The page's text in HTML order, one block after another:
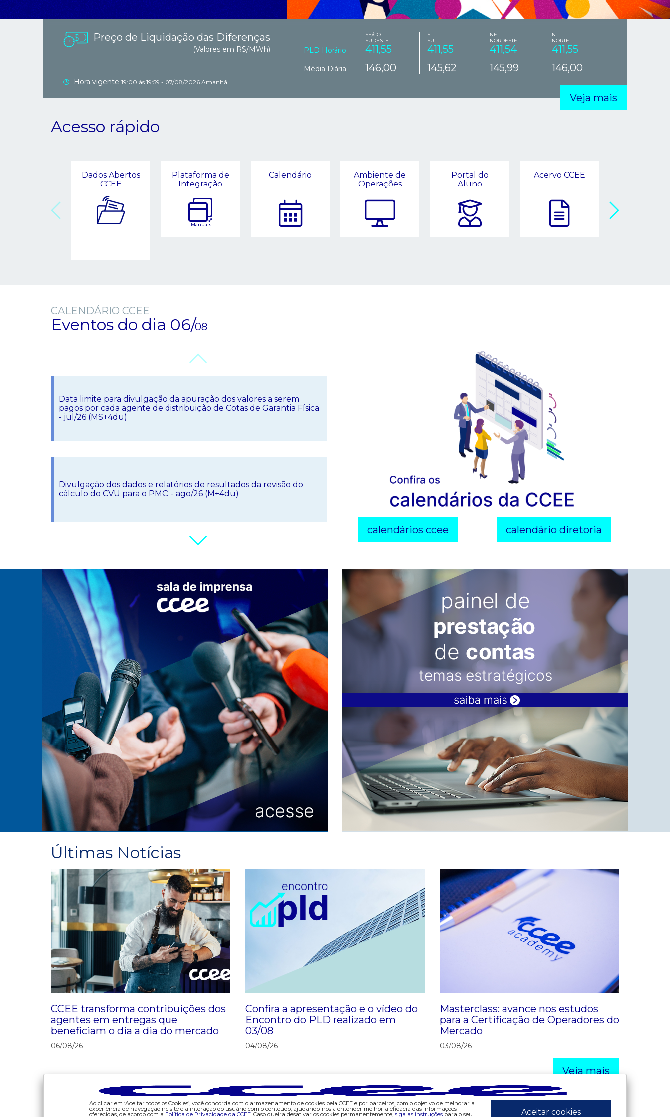
Preço de Liquidação das Diferenças
(Valores em R$/MWh)
Hora vigente 19:00 às 19:59 - 07/08/2026 Amanhã
SE/CO -
SUDESTE
S -
SUL
NE -
NORDESTE
N -
NORTE
PLD Horário 411,55 411,55 411,54 411,55
Média Diária 146,00 145,62 145,99 146,00
Veja mais
Acesso rápido
Dados Abertos
CCEE
Plataforma de
Integração
Manuais
Calendário
Ambiente de
Operações
Portal do
Aluno
Acervo CCEE
CALENDÁRIO CCEE
Eventos do dia 06/08
Data limite para divulgação da apuração dos valores a serem
pagos por cada agente de distribuição de Cotas de Garantia Física
- jul/26 (MS+4du)
Divulgação dos dados e relatórios de resultados da revisão do
cálculo do CVU para o PMO - ago/26 (M+4du)
do CVU para o PMR pelo auditor independente - ago/26 (M+4du)
Data limite para divulgação dos montantes passíveis de Cessão de
Energia de Reserva para usinas do tipo hidráulica (se for o caso) -
jun/26 (X+6du)
Divulgação de dados prévios de medição - jul/26 (MS+4du)
Pagamento de Penalidades - jul/26 (LCmcp)
Crédito da Liquidação Financeira do MCP - jun/26 (MS+27du)
Início do período para envio semanal de informações para fins do
Monitoramento Prudencial, conforme REN nº 1.072/23
(declarações pelos agentes geradores e comercializadores, do
mês de referência M+0 a M+6) - jul/26
Data limite para divulgação das variações dos montantes das
calendários ccee calendário diretoria
Últimas Notícias
CCEE transforma contribuições dos
agentes em entregas que
beneficiam o dia a dia do mercado
06/08/26
Confira a apresentação e o vídeo do
Encontro do PLD realizado em
03/08
04/08/26
Masterclass: avance nos estudos
para a Certificação de Operadores do
Mercado
03/08/26
Veja mais
Ao clicar em ‘Aceitar todos os Cookies’, você concorda com o armazenamento de cookies pela CCEE e por parceiros, com o objetivo de melhorar a
experiência de navegação no site e a interação do usuário com o conteúdo, ajudando-nos a entender melhor a eficácia das informações
oferecidas, de acordo com a Política de Privacidade da CCEE. Caso queira desativar os cookies permanentemente, siga as instruções para o seu Aceitar cookies